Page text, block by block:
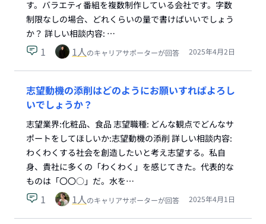
す。バラエティ番組を複数制作している会社です。字数
制限なしの場合、どれくらいの量で書けばいいでしょう
か？ 詳しい相談内容: …
1 1人のキャリアサポーターが回答 2025年4月2日
志望動機の添削はどのようにお願いすればよろし
いでしょうか？
志望業界:化粧品、食品 志望職種: どんな観点でどんなサ
ポートをしてほしいか:志望動機の添削 詳しい相談内容:
わくわくする社会を創造したいと考え志望する。私自
身、貴社に多くの「わくわく」を感じてきた。代表的な
ものは「〇〇○」だ。水を…
1 1人のキャリアサポーターが回答 2025年4月1日